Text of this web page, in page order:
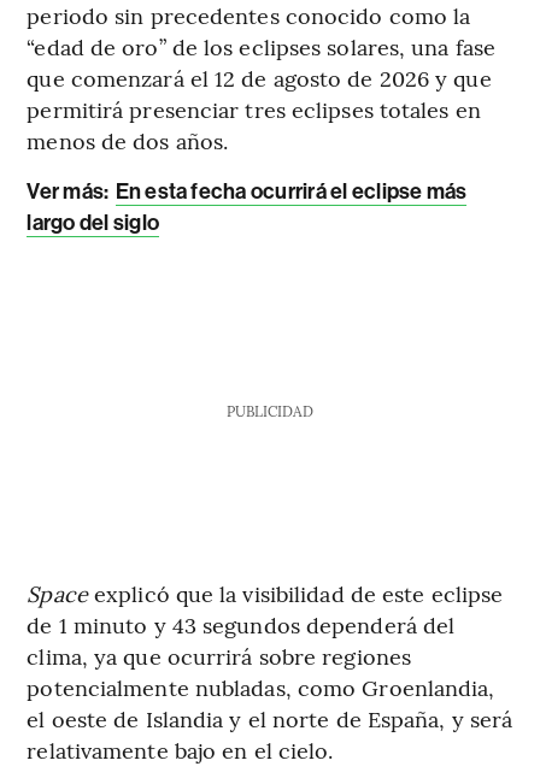
periodo sin precedentes conocido como la
“edad de oro” de los eclipses solares, una fase
que comenzará el 12 de agosto de 2026 y que
permitirá presenciar tres eclipses totales en
menos de dos años.
Ver más: En esta fecha ocurrirá el eclipse más
largo del siglo
PUBLICIDAD
Spaceexplicó que la visibilidad de este eclipse
de 1 minuto y 43 segundos dependerá del
clima, ya que ocurrirá sobre regiones
potencialmente nubladas, como Groenlandia,
el oeste de Islandia y el norte de España, y será
relativamente bajo en el cielo.